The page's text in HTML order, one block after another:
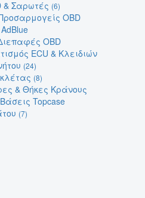
& Σαρωτές (6)
OBD
OBD
ECU & Κλειδιών
(24)
(8)
& Θήκες Κράνους
Topcase
(7)